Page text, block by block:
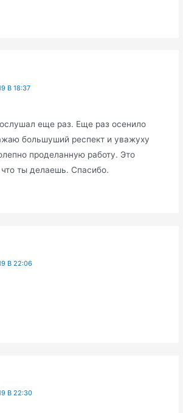
В 18:37
еще раз. Еще раз осенило
большуший респект и уважуху
проделанную работу. Это
ты делаешь. Спасибо.
В 22:06
В 22:30